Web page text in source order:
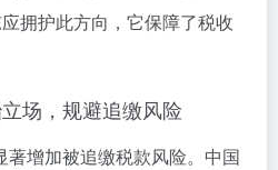
拥护此方向，它保障了税收
场，规避追缴风险
增加被追缴税款风险。中国